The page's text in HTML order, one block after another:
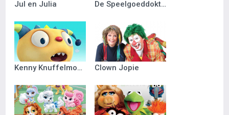
Jul en Julia De Speelgoeddokter
Kenny Knuffelmonster Clown Jopie